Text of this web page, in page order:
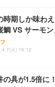
時期しか味わ
鯛 VS サーモ
火) 16:12
の具が1.5倍に